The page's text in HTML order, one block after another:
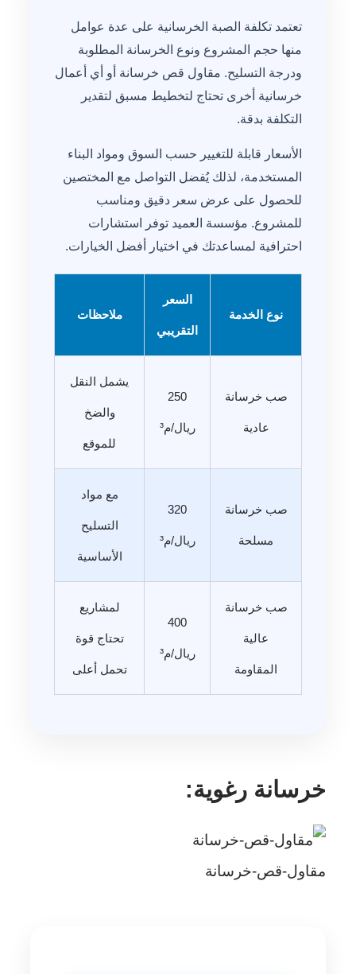
تعتمد تكلفة الصبة الخرسانية على عدة عوامل
منها حجم المشروع ونوع الخرسانة المطلوبة
ودرجة التسليح. مقاول قص خرسانة أو أي أعمال
خرسانية أخرى تحتاج لتخطيط مسبق لتقدير
التكلفة بدقة.
الأسعار قابلة للتغيير حسب السوق ومواد البناء
المستخدمة، لذلك يُفضل التواصل مع المختصين
للحصول على عرض سعر دقيق ومناسب
للمشروع. مؤسسة العميد توفر استشارات
احترافية لمساعدتك في اختيار أفضل الخيارات.
نوع الخدمة
السعر
التقريبي
ملاحظات
صب خرسانة
عادية
250
ريال/م³
يشمل النقل
والضخ
للموقع
صب خرسانة
مسلحة
320
ريال/م³
مع مواد
التسليح
الأساسية
صب خرسانة
عالية
المقاومة
400
ريال/م³
لمشاريع
تحتاج قوة
تحمل أعلى
خرسانة رغوية:
مقاول-قص-خرسانة